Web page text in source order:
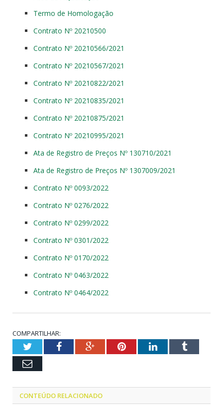
Termo de Homologação
Contrato Nº 20210500
Contrato Nº 20210566/2021
Contrato Nº 20210567/2021
Contrato Nº 20210822/2021
Contrato Nº 20210835/2021
Contrato Nº 20210875/2021
Contrato Nº 20210995/2021
Ata de Registro de Preços Nº 130710/2021
Ata de Registro de Preços Nº 1307009/2021
Contrato Nº 0093/2022
Contrato Nº 0276/2022
Contrato Nº 0299/2022
Contrato Nº 0301/2022
Contrato Nº 0170/2022
Contrato Nº 0463/2022
Contrato Nº 0464/2022
COMPARTILHAR:
TwitterFacebookGoogle+PinterestLinkedInTumblr
Email
CONTEÚDO RELACIONADO